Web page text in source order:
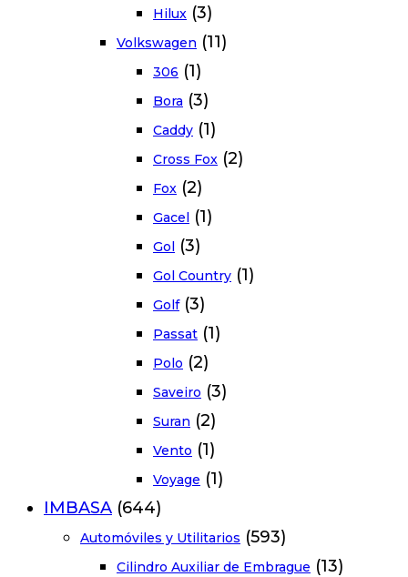
Hilux (3)
Volkswagen (11)
306 (1)
Bora (3)
Caddy (1)
Cross Fox (2)
Fox (2)
Gacel (1)
Gol (3)
Gol Country (1)
Golf (3)
Passat (1)
Polo (2)
Saveiro (3)
Suran (2)
Vento (1)
Voyage (1)
IMBASA (644)
Automóviles y Utilitarios (593)
Cilindro Auxiliar de Embrague (13)